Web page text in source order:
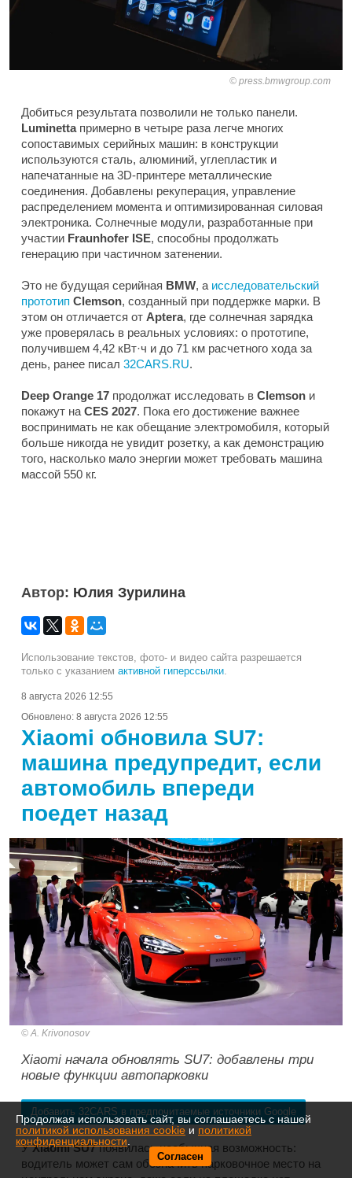
press.bmwgroup.com
Добиться результата позволили не только панели.
Luminettaпримерно в четыре раза легче многих
сопоставимых серийных машин: в конструкции
используются сталь, алюминий, углепластик и
напечатанные на 3D-принтере металлические
соединения. Добавлены рекуперация, управление
распределением момента и оптимизированная силовая
электроника. Солнечные модули, разработанные при
участии Fraunhofer ISE, способны продолжать
генерацию при частичном затенении.
Это не будущая серийная BMW, а исследовательский
прототип Clemson, созданный при поддержке марки. В
этом он отличается от Aptera, где солнечная зарядка
уже проверялась в реальных условиях: о прототипе,
получившем 4,42 кВт·ч и до 71 км расчетного хода за
день, ранее писал 32CARS.RU.
Deep Orange 17 продолжат исследовать в Clemson и
покажут на CES 2027. Пока его достижение важнее
воспринимать не как обещание электромобиля, который
больше никогда не увидит розетку, а как демонстрацию
того, насколько мало энергии может требовать машина
массой 550 кг.
Автор: Юлия Зурилина
Использование текстов, фото- и видео сайта разрешается
только с указанием активной гиперссылки
8 августа 2026 12:55
Обновлено: 8 августа 2026 12:55
Xiaomi обновила SU7:
машина предупредит, если
автомобиль впереди
поедет назад
A. Krivonosov
Xiaomi начала обновлять SU7: добавлены три
новые функции автопарковки
Добавить 32CARS в предпочитаемые источники Google
УXiaomi SU7появилась необычная возможность:
водитель может сам обозначить парковочное место на
Продолжая использовать сайт, вы соглашаетесь с нашей
политикой использования cookie и политикой
конфиденциальности
Согласен